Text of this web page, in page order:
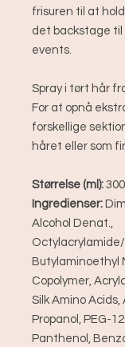
frisuren til at
det backstage til
events.
Spray i tørt hår
For at opnå
forskellige
håret eller som
Størrelse (ml):
Ingredienser:
Alcohol Denat.,
Butylaminoethyl
Copolymer,
Silk Amino
Propanol, PEG-
Panthenol,